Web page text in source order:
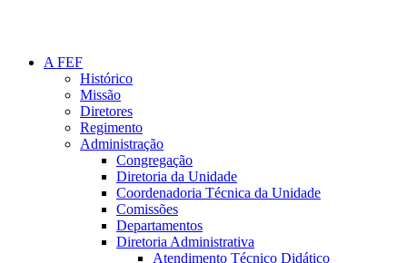
A FEF
Histórico
Missão
Diretores
Regimento
Administração
Congregação
Diretoria da Unidade
Coordenadoria Técnica da Unidade
Comissões
Departamentos
Diretoria Administrativa
Atendimento Técnico Didático